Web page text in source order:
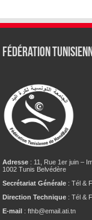
Fédération
Adresse : 11, Rue 1er juin –
1002 Tunis Belvédère
Secrétariat Générale : Tél &
Direction Technique : Tél &
E-mail : fthb@email.ati.tn